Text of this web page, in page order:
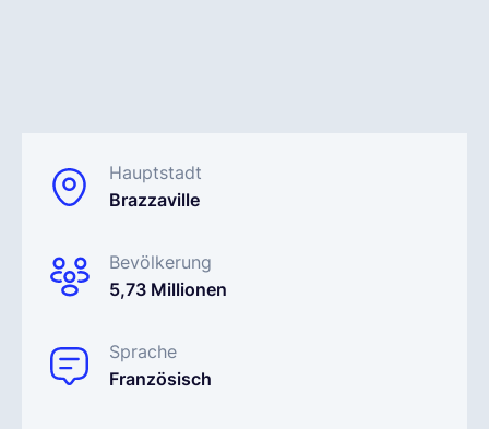
Hauptstadt
Brazzaville
Bevölkerung
5,73 Millionen
Sprache
Französisch
Contractor Management